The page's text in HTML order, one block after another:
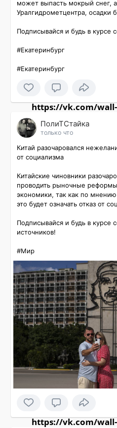
может выпасть мокрый снег,
Уралгидрометцентра, осадки
Подписывайся и будь в курсе
#Екатеринбург
#Екатеринбург
https://vk.com/wall-
ПолиТСтайка
только что
Китай разочаровался
от социализма
Китайские чиновники
проводить рыночные реформы
экономики, так как по
это будет означать отказ от
Подписывайся и будь в курсе
источников!
#Мир
https://vk.com/wall-